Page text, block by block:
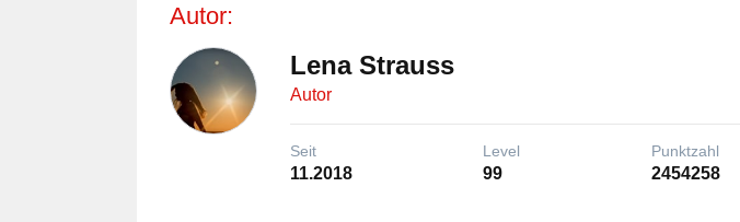
Autor:
Lena Strauss
Autor
Seit
11.2018
Level
99
Punktzahl
2454258